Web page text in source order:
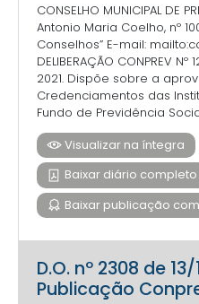
CONSELHO MUNICIPAL DE
Antonio Maria Coelho, nº
Conselhos” E-mail:
DELIBERAÇÃO CONPREV Nº
2021. Dispõe sobre a
Credenciamentos das
Fundo de Previdência
Visualizar na íntegra
Baixar diário completo
Baixar publicação
D.O. nº 2308 de
Publicação